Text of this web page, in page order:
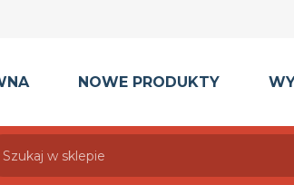
NOWE PRODUKTY